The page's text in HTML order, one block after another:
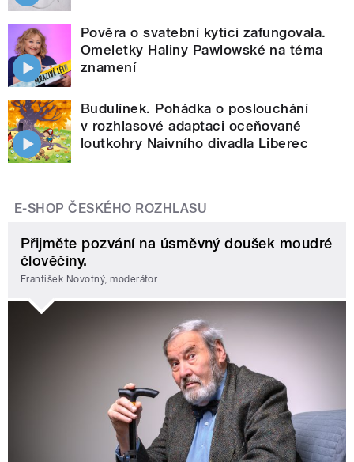
Pověra o svatební kytici zafungovala.
Omeletky Haliny Pawlowské na téma
znamení
Budulínek. Pohádka o poslouchání
v rozhlasové adaptaci oceňované
loutkohry Naivního divadla Liberec
E-SHOP ČESKÉHO ROZHLASU
Přijměte pozvání na úsměvný doušek moudré
člověčiny.
František Novotný, moderátor